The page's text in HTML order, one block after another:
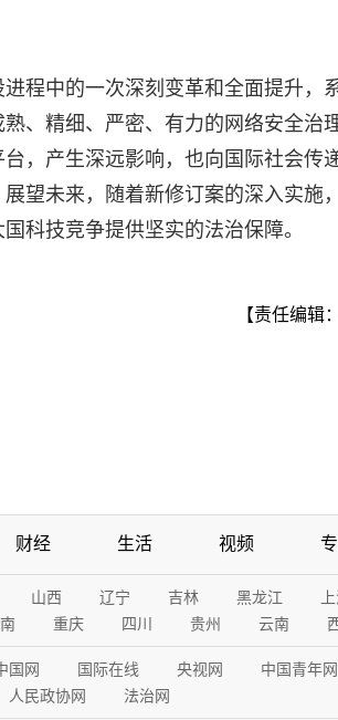
程中的一次深刻变革和全面提升，
、精细、严密、有力的网络安全治
，产生深远影响，也向国际社会传
望未来，随着新修订案的深入实施
科技竞争提供坚实的法治保障。
【责任编辑
财经 生活 视频
山西 辽宁 吉林 黑龙江
重庆 四川 贵州 云南
国网 国际在线 央视网 中国青年网
人民政协网 法治网